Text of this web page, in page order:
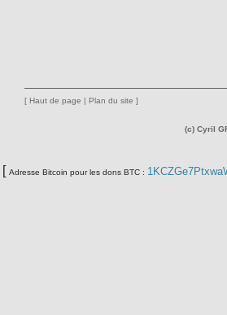
[ Haut de page | Plan du site ]
(c) Cyril
[ Adresse Bitcoin pour les dons BTC :